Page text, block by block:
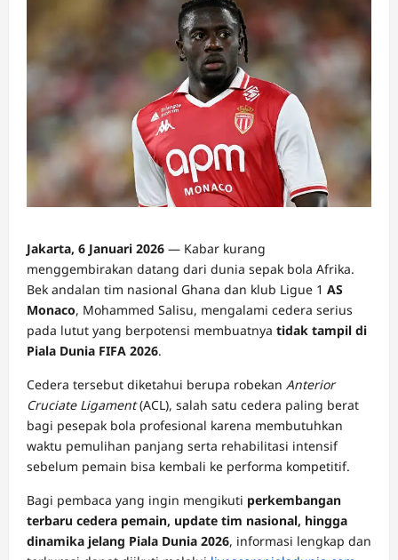
Jakarta, 6 Januari 2026 — Kabar kurang
menggembirakan datang dari dunia sepak bola Afrika.
Bek andalan tim nasional Ghana dan klub Ligue 1 AS
Monaco, Mohammed Salisu, mengalami cedera serius
pada lutut yang berpotensi membuatnya tidak tampil di
Piala Dunia FIFA 2026.
Cedera tersebut diketahui berupa robekan Anterior
Cruciate Ligament(ACL), salah satu cedera paling berat
bagi pesepak bola profesional karena membutuhkan
waktu pemulihan panjang serta rehabilitasi intensif
sebelum pemain bisa kembali ke performa kompetitif.
Bagi pembaca yang ingin mengikuti perkembangan
terbaru cedera pemain, update tim nasional, hingga
dinamika jelang Piala Dunia 2026, informasi lengkap dan